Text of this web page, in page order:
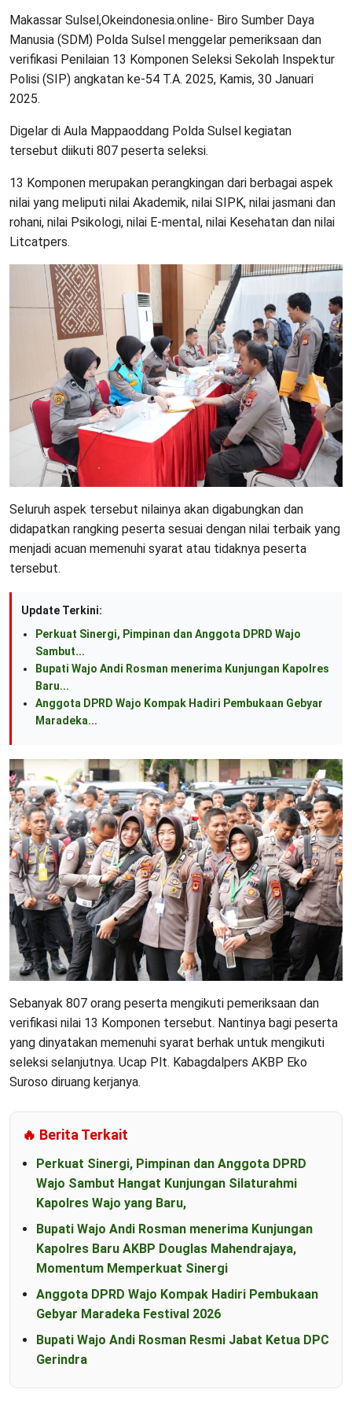
Makassar Sulsel,Okeindonesia.online- Biro Sumber Daya
Manusia (SDM) Polda Sulsel menggelar pemeriksaan dan
verifikasi Penilaian 13 Komponen Seleksi Sekolah Inspektur
Polisi (SIP) angkatan ke-54 T.A. 2025, Kamis, 30 Januari
2025.
Digelar di Aula Mappaoddang Polda Sulsel kegiatan
tersebut diikuti 807 peserta seleksi.
13 Komponen merupakan perangkingan dari berbagai aspek
nilai yang meliputi nilai Akademik, nilai SIPK, nilai jasmani dan
rohani, nilai Psikologi, nilai E-mental, nilai Kesehatan dan nilai
Litcatpers.
Seluruh aspek tersebut nilainya akan digabungkan dan
didapatkan rangking peserta sesuai dengan nilai terbaik yang
menjadi acuan memenuhi syarat atau tidaknya peserta
tersebut.
Update Terkini:
Perkuat Sinergi, Pimpinan dan Anggota DPRD Wajo
Sambut...
Bupati Wajo Andi Rosman menerima Kunjungan Kapolres
Baru...
Anggota DPRD Wajo Kompak Hadiri Pembukaan Gebyar
Maradeka...
Sebanyak 807 orang peserta mengikuti pemeriksaan dan
verifikasi nilai 13 Komponen tersebut. Nantinya bagi peserta
yang dinyatakan memenuhi syarat berhak untuk mengikuti
seleksi selanjutnya. Ucap Plt. Kabagdalpers AKBP Eko
Suroso diruang kerjanya.
🔥 Berita Terkait
Perkuat Sinergi, Pimpinan dan Anggota DPRD
Wajo Sambut Hangat Kunjungan Silaturahmi
Kapolres Wajo yang Baru,
Bupati Wajo Andi Rosman menerima Kunjungan
Kapolres Baru AKBP Douglas Mahendrajaya,
Momentum Memperkuat Sinergi
Anggota DPRD Wajo Kompak Hadiri Pembukaan
Gebyar Maradeka Festival 2026
Bupati Wajo Andi Rosman Resmi Jabat Ketua DPC
Gerindra